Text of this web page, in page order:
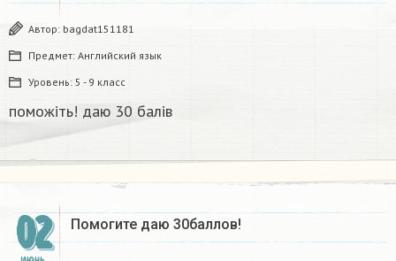
Автор: bagdat151181
Предмет: Английский язык
Уровень: 5 - 9 класс
поможіть! даю 30 балів ​
02 Помогите даю 30баллов!​